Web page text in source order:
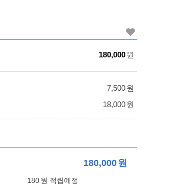
가
180,000원
7,500원
18,000원
180,000원
180원 적립예정